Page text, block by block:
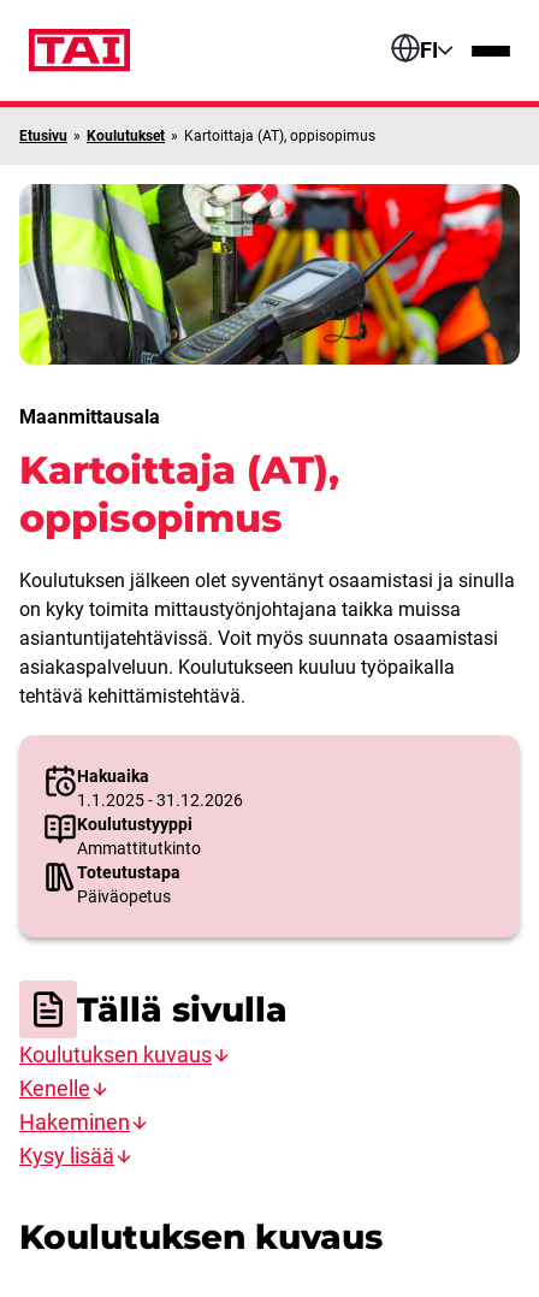
FI
Etusivu » Koulutukset » Kartoittaja (AT), oppisopimus
Maanmittausala
Kartoittaja (AT),
oppisopimus
Koulutuksen jälkeen olet syventänyt osaamistasi ja sinulla
on kyky toimita mittaustyönjohtajana taikka muissa
asiantuntijatehtävissä. Voit myös suunnata osaamistasi
asiakaspalveluun. Koulutukseen kuuluu työpaikalla
tehtävä kehittämistehtävä.
Hakuaika
1.1.2025 - 31.12.2026
Koulutustyyppi
Ammattitutkinto
Toteutustapa
Päiväopetus
Tällä sivulla
Koulutuksen kuvaus
Kenelle
Hakeminen
Kysy lisää
Koulutuksen kuvaus